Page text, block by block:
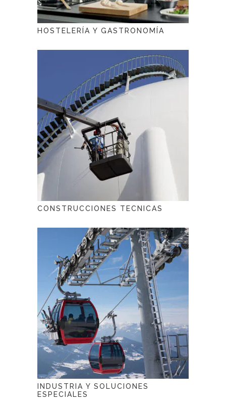
HOSTELERÍA Y GASTRONOMÍA
CONSTRUCCIONES TECNICAS
INDUSTRIA Y SOLUCIONES
ESPECIALES